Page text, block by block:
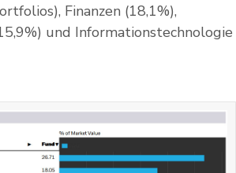
Finanzen (18,1%),
und Informationstechnologie